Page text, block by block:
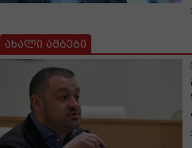
ახალი ამბები